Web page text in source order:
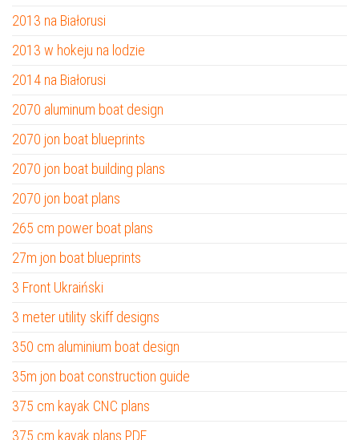
2013 na Białorusi
2013 w hokeju na lodzie
2014 na Białorusi
2070 aluminum boat design
2070 jon boat blueprints
2070 jon boat building plans
2070 jon boat plans
265 cm power boat plans
27m jon boat blueprints
3 Front Ukraiński
3 meter utility skiff designs
350 cm aluminium boat design
35m jon boat construction guide
375 cm kayak CNC plans
375 cm kayak plans PDF